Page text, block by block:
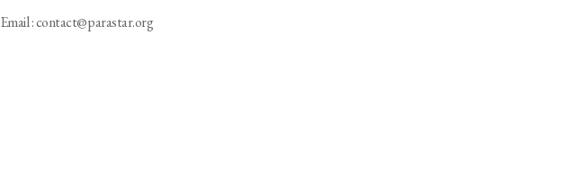
Email : contact@parastar.org